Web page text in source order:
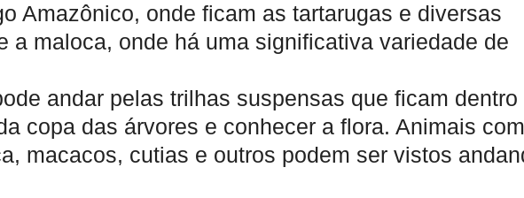
Amazônico, onde ficam as tartarugas e diversas
a maloca, onde há uma significativa variedade de
andar pelas trilhas suspensas que ficam dentro
copa das árvores e conhecer a flora. Animais
macacos, cutias e outros podem ser vistos